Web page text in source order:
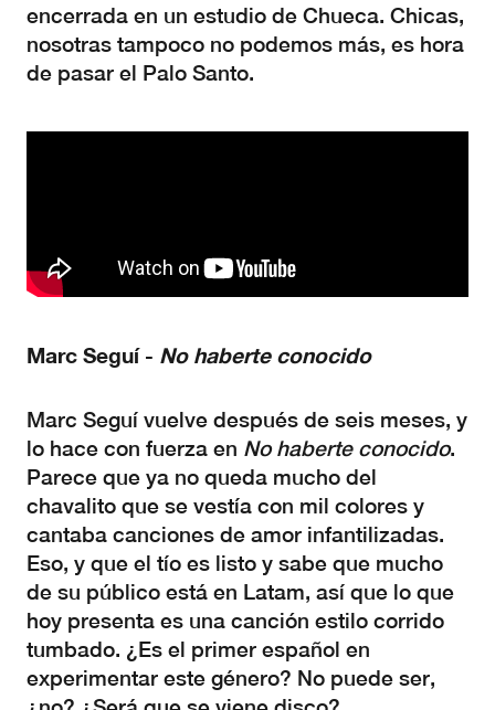
encerrada en un estudio de Chueca. Chicas,
nosotras tampoco no podemos más, es hora
de pasar el Palo Santo.
Marc Seguí - No haberte conocido
Marc Seguí vuelve después de seis meses, y
lo hace con fuerza en No haberte conocido.
Parece que ya no queda mucho del
chavalito que se vestía con mil colores y
cantaba canciones de amor infantilizadas.
Eso, y que el tío es listo y sabe que mucho
de su público está en Latam, así que lo que
hoy presenta es una canción estilo corrido
tumbado. ¿Es el primer español en
experimentar este género? No puede ser,